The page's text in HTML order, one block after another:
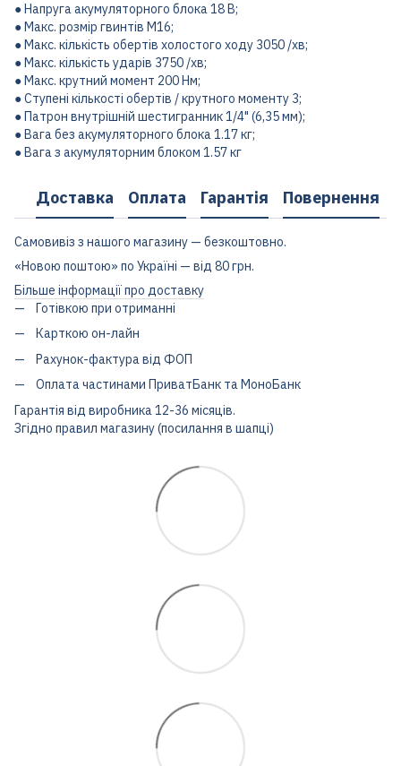
● Напруга акумуляторного блока 18 В;
● Макс. розмір гвинтів M16;
● Макс. кількість обертів холостого ходу 3050 /хв;
● Макс. кількість ударів 3750 /хв;
● Макс. крутний момент 200 Нм;
● Ступені кількості обертів / крутного моменту 3;
● Патрон внутрішній шестигранник 1/4" (6,35 мм);
● Вага без акумуляторного блока 1.17 кг;
● Вага з акумуляторним блоком 1.57 кг
Доставка Оплата Гарантія Повернення
Самовивіз з нашого магазину — безкоштовно.
«Новою поштою» по Україні — від 80 грн.
Більше інформації про доставку
Готівкою при отриманні
Карткою он-лайн
Рахунок-фактура від ФОП
Оплата частинами ПриватБанк та МоноБанк
Гарантія від виробника 12-36 місяців.
Згідно правил магазину (посилання в шапці)